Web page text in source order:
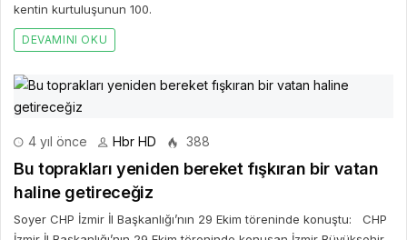
kentin kurtuluşunun 100.
DEVAMINI OKU
4 yıl önce Hbr HD 388
Bu toprakları yeniden bereket fışkıran bir vatan
haline getireceğiz
Soyer CHP İzmir İl Başkanlığı’nın 29 Ekim töreninde konuştu: CHP